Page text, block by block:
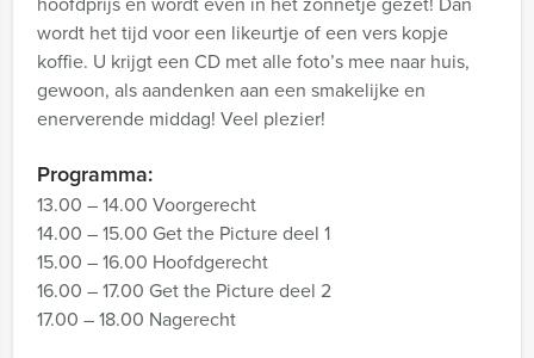
wordt het tijd voor een likeurtje of een vers kopje
koffie. U krijgt een CD met alle foto’s mee naar huis,
gewoon, als aandenken aan een smakelijke en
enerverende middag! Veel plezier!
Programma:
13.00 – 14.00 Voorgerecht
14.00 – 15.00 Get the Picture deel 1
15.00 – 16.00 Hoofdgerecht
16.00 – 17.00 Get the Picture deel 2
17.00 – 18.00 Nagerecht